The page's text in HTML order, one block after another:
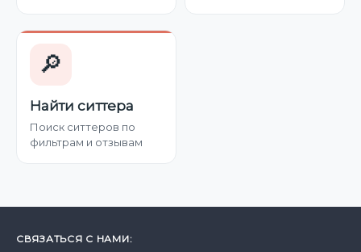
🔎
Найти ситтера
Поиск ситтеров по
фильтрам и отзывам
СВЯЗАТЬСЯ С НАМИ: